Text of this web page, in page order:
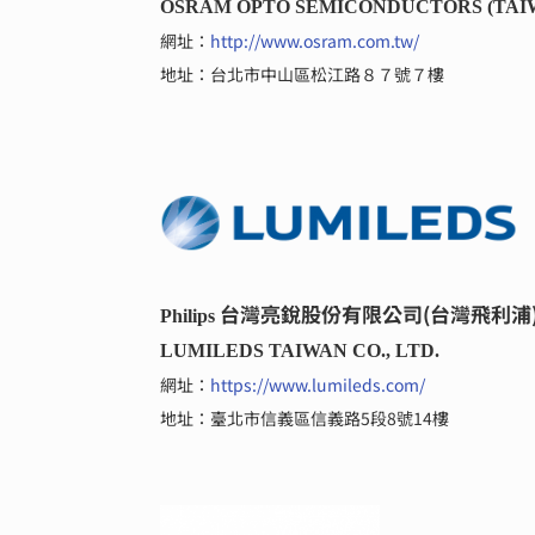
OSRAM OPTO SEMICONDUCTORS
網址： http://www.osram.com.tw/
地址： 台北市中山區松江路８７號７樓
Philips 台灣亮銳股份有限公司(台灣飛利
LUMILEDS TAIWAN CO., LTD.
網址： https://www.lumileds.com/
地址：臺北市信義區信義路5段8號14樓